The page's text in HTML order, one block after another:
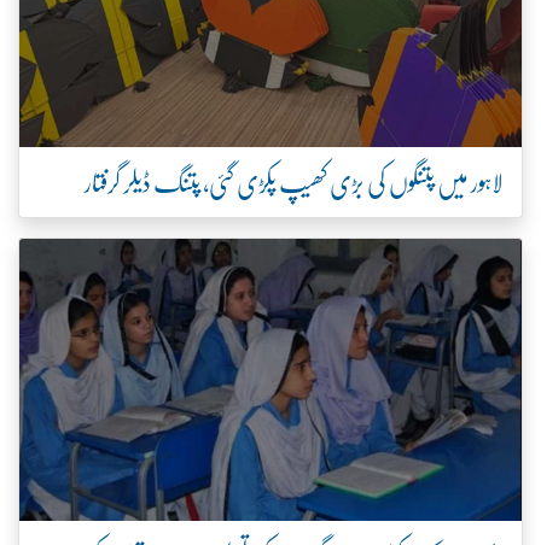
لاہور میں پتنگوں کی بڑی کھیپ پکڑی گئی، پتنگ ڈیلر گرفتار